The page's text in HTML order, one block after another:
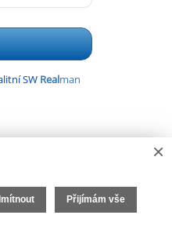
SW Realman
×
Přijímám vše